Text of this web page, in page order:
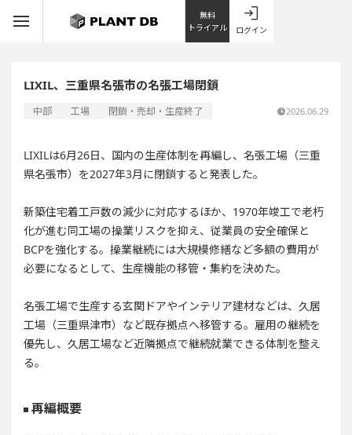
無料
トライアル
ログイン
LIXIL、三重県名張市の名張工場閉鎖
中部 工場 閉鎖・売却・生産終了 2026.06.29
LIXILは6月26日、国内の生産体制を再編し、名張工場（三重
県名張市）を2027年3月に閉鎖すると発表した。
新築住宅着工戸数の減少に対応するほか、1970年竣工で老朽
化が進む同工場の操業リスクを抑え、従業員の安全確保と
BCPを強化する。操業継続には大規模修繕など多額の費用が
必要になるとして、生産機能の移管・集約を決めた。
名張工場で生産する玄関ドアやインテリア建材などは、久居
工場（三重県津市）など既存拠点へ移管する。雇用の継続を
優先し、久居工場など近隣拠点で継続就業できる体制を整え
る。
再編概要